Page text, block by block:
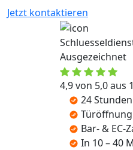
Jetzt kontaktieren
Ausgezeichnet
4,9 von 5,0 aus
24
Bar- & EC-
In 10 – 40